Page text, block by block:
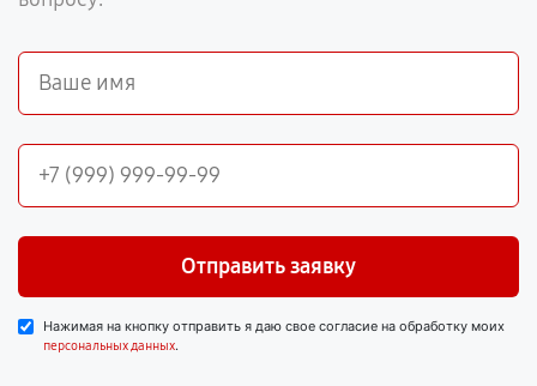
Отправить заявку
Нажимая на кнопку отправить я даю свое согласие на обработку моих
персональных данных.